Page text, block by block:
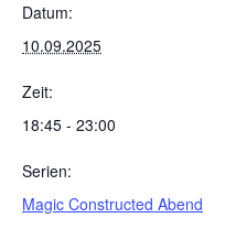
Datum:
10.09.2025
Zeit:
18:45 - 23:00
Serien:
Magic Constructed Abend